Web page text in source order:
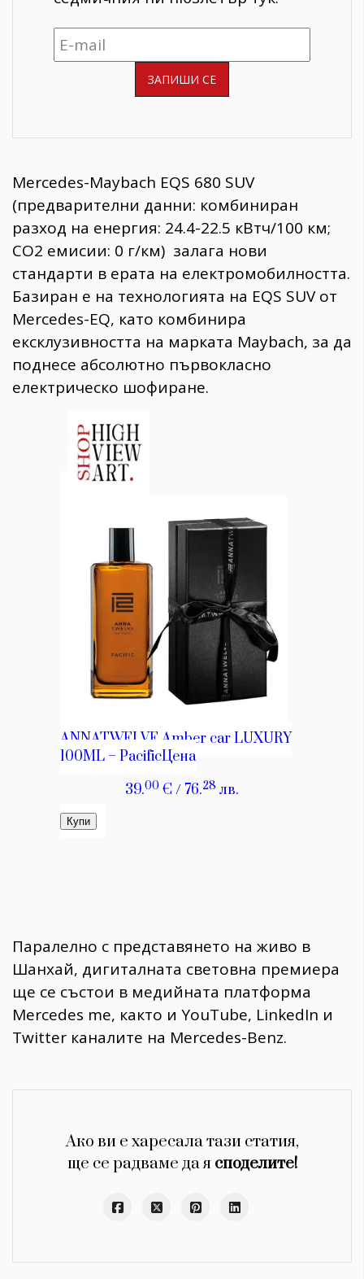
Mercedes-Maybach EQS 680 SUV
(предварителни данни: комбиниран
разход на енергия: 24.4-22.5 кВтч/100 км;
CO2 емисии: 0 г/км) залага нови
стандарти в ерата на електромобилността.
Базиран е на технологията на EQS SUV от
Mercedes-EQ, като комбинира
ексклузивността на марката Maybach, за да
поднесе абсолютно първокласно
електрическо шофиране.
Паралелно с представянето на живо в
Шанхай, дигиталната световна премиера
ще се състои в медийната платформа
Mercedes me, както и YouTube, LinkedIn и
Twitter каналите на Mercedes-Benz.
Ако ви е харесала тази статия,
ще се радваме да я споделите!